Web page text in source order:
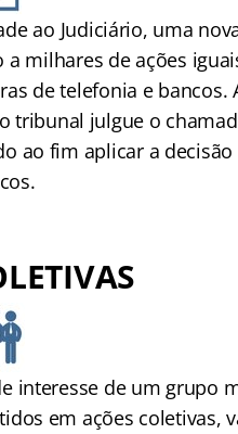
ao Judiciário, uma
milhares de ações
de telefonia e bancos.
tribunal julgue o
ao fim aplicar a decisão
interesse de um grupo
em ações coletivas,